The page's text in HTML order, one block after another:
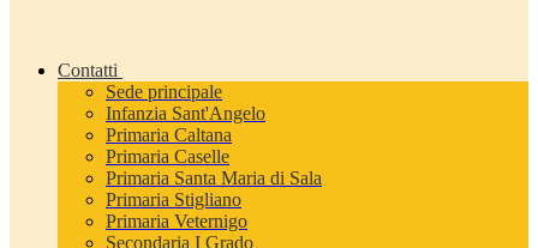
Contatti
Sede principale
Infanzia Sant'Angelo
Primaria Caltana
Primaria Caselle
Primaria Santa Maria di Sala
Primaria Stigliano
Primaria Veternigo
Secondaria I Grado